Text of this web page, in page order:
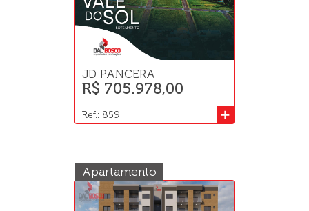
JD PANCERA
R$ 705.978,00
+
Ref.: 859
Apartamento